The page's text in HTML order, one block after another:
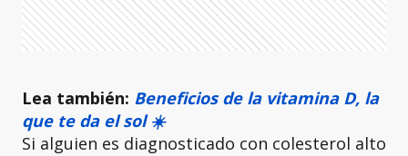
Lea también: Beneficios de la vitamina D, la
que te da el sol ☀️
Si alguien es diagnosticado con colesterol alto